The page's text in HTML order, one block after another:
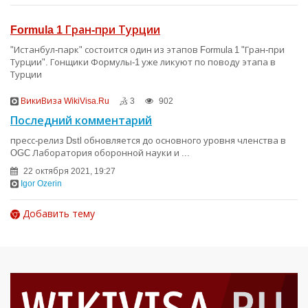
Formula 1 Гран-при Турции
"Истанбул-парк" состоится один из этапов Formula 1 "Гран-при
Турции". Гонщики Формулы-1 уже ликуют по поводу этапа в
Турции
ВикиВиза WikiVisa.Ru 3 902
Последний комментарий
пресс-релиз Dstl обновляется до основного уровня членства в
OGC Лаборатория оборонной науки и ...
22 октября 2021, 19:27
Igor Ozerin
Добавить тему